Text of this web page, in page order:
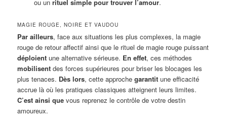
ou un rituel simple pour trouver l’amour.
MAGIE ROUGE, NOIRE ET VAUDOU
Par ailleurs, face aux situations les plus complexes, la magie
rouge de retour affectif ainsi que le rituel de magie rouge puissant
déploient une alternative sérieuse. En effet, ces méthodes
mobilisent des forces supérieures pour briser les blocages les
plus tenaces. Dès lors, cette approchegarantit une efficacité
accrue là où les pratiques classiques atteignent leurs limites.
C’est ainsi que vous reprenez le contrôle de votre destin
amoureux.